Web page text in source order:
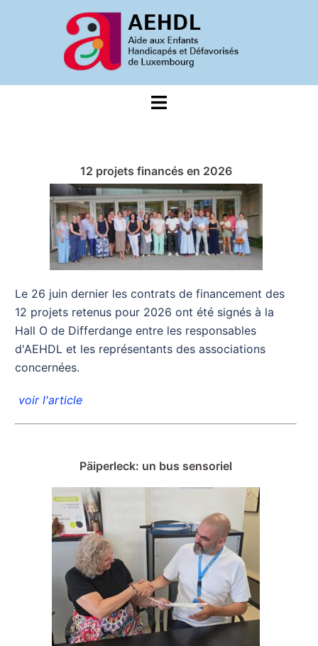
Ouvrir/fermer
12 projets financés en 2026
Le 26 juin dernier les contrats de financement des
12 projets retenus pour 2026 ont été signés à la
Hall O de Differdange entre les responsables
d'AEHDL et les représentants des associations
concernées.
voir l'article
Päiperleck: un bus sensoriel